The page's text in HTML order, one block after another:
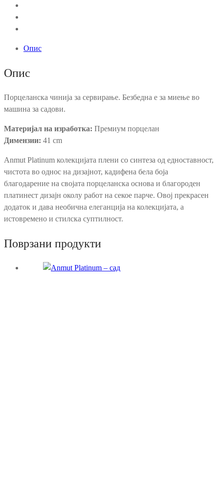
количина
Опис
Опис
Порцеланска чинија за сервирање. Безбедна е за миење во
машина за садови.
Материјал на изработка: Премиум порцелан
Димензии: 41 cm
Anmut Platinum колекцијата плени со синтеза од едноставност,
чистота во однос на дизајнот, кадифена бела боја
благодарение на својата порцеланска основа и благороден
платинест дизајн околу работ на секое парче. Овој прекрасен
додаток и дава необична елеганција на колекцијата, а
истовремено и стилска суптилност.
Поврзани продукти